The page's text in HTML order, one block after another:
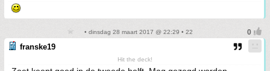
• dinsdag 28 maart 2017 @ 22:29 • 22
franske19
Hit the deck!